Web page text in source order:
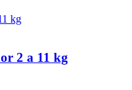
2 a 11 kg